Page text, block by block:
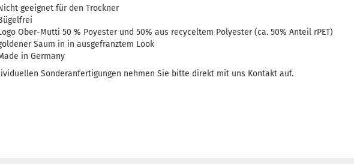
geeignet für den Trockner
Ober-Mutti 50 % Poyester und 50% aus recyceltem Polyester (ca. 50% Anteil rPET)
Saum in in ausgefranztem Look
in Germany
Sonderanfertigungen nehmen Sie bitte direkt mit uns Kontakt auf.